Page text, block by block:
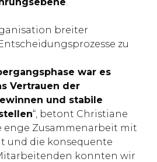
breiter
zu
war es
Vertrauen der
und stabile
“, betont Christiane
enge Zusammenarbeit mit
und die konsequente
konnten wir